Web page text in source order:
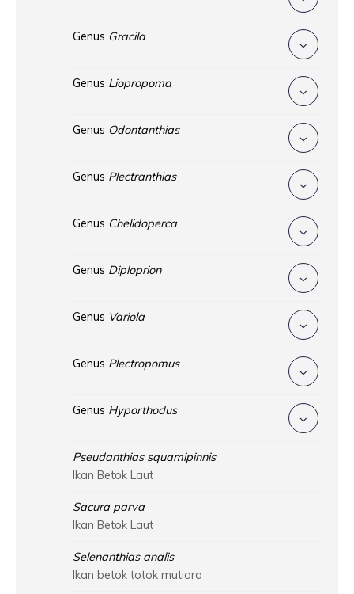
Genus Gracila
Genus Liopropoma
Genus Odontanthias
Genus Plectranthias
Genus Chelidoperca
Genus Diploprion
Genus Variola
Genus Plectropomus
Genus Hyporthodus
Pseudanthias squamipinnis
Ikan Betok Laut
Sacura parva
Ikan Betok Laut
Selenanthias analis
Ikan betok totok mutiara